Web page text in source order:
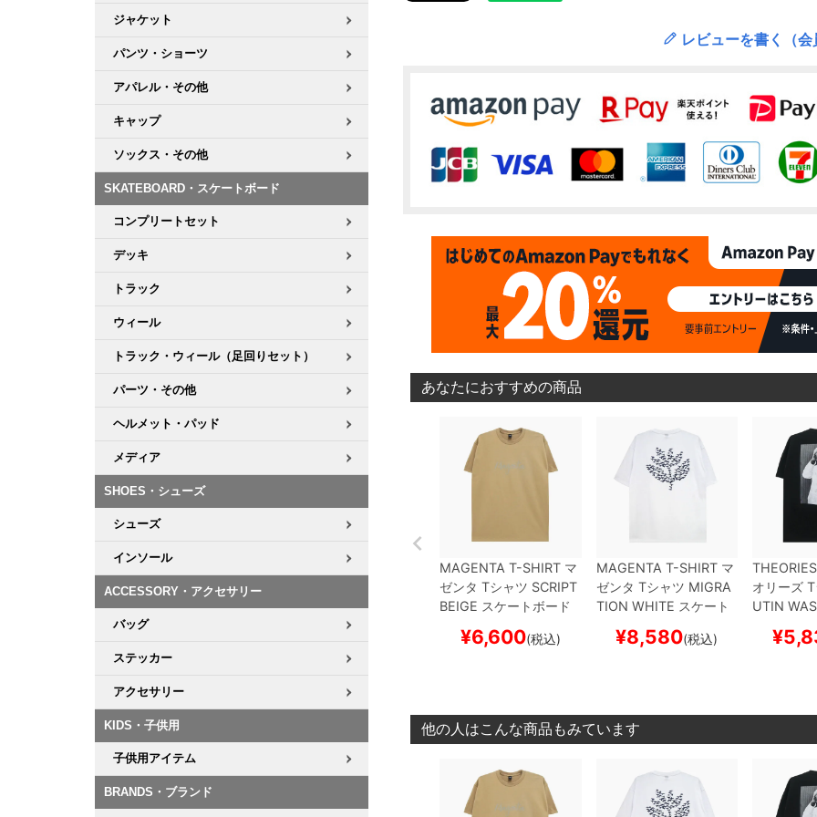
ジャケット
パンツ・ショーツ
アパレル・その他
キャップ
ソックス・その他
SKATEBOARD・スケートボード
コンプリートセット
デッキ
トラック
ウィール
トラック・ウィール（足回りセット）
パーツ・その他
ヘルメット・パッド
メディア
SHOES・シューズ
シューズ
インソール
ACCESSORY・アクセサリー
バッグ
ステッカー
アクセサリー
KIDS・子供用
子供用アイテム
BRANDS・ブランド
レビューを書く（
あなたにおすすめの商品
MAGENTA T-SHIRT マ
ゼンタ Tシャツ SCRIPT
BEIGE スケートボード
¥6,600(税込)
MAGENTA T-SHIRTマ
ゼンタ Tシャツ MIGRA
TION WHITE スケート
¥8,580(税込)
オリーズ
UTIN
¥
他の人はこんな商品もみています